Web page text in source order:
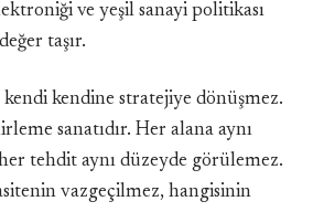
ve yeşil sanayi politikası
taşır.
kendi kendine stratejiye dönüşmez.
sanatıdır. Her alana aynı
tehdit aynı düzeyde görülemez.
vazgeçilmez, hangisinin